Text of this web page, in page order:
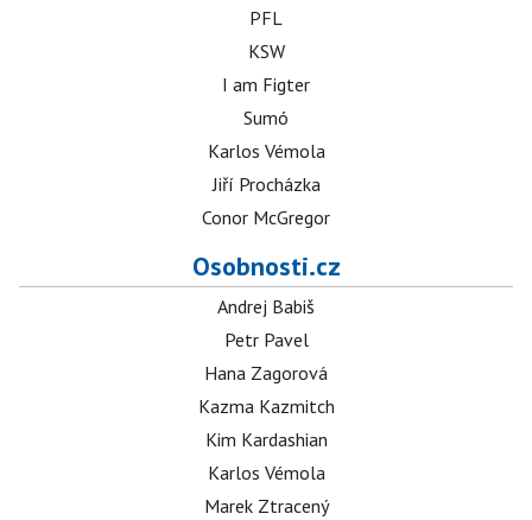
PFL
KSW
I am Figter
Sumó
Karlos Vémola
Jiří Procházka
Conor McGregor
Osobnosti.cz
Andrej Babiš
Petr Pavel
Hana Zagorová
Kazma Kazmitch
Kim Kardashian
Karlos Vémola
Marek Ztracený